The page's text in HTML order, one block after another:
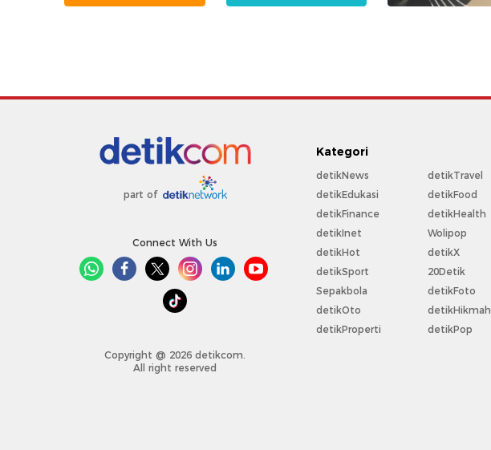
part of
Connect With Us
Copyright @ 2026 detikcom.
All right reserved
Kategori
detikNews
detikEdukasi
detikFinance
detikInet
detikHot
detikSport
Sepakbola
detikOto
detikProperti
detikTravel
detikFood
detikHealth
Wolipop
detikX
20Detik
detikFoto
detikHikmah
detikPop